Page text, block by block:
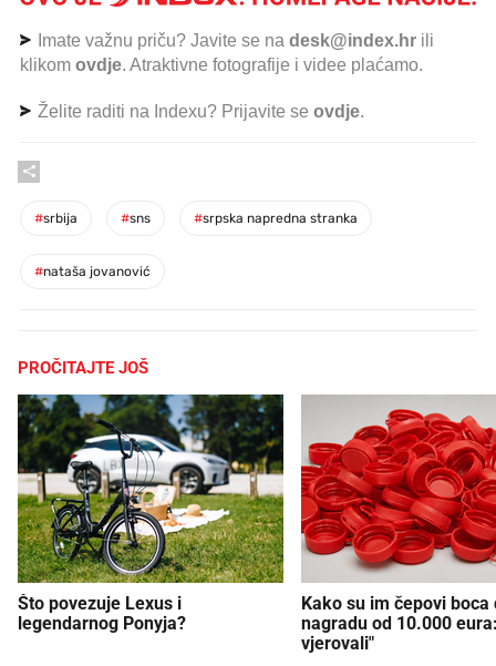
Imate važnu priču? Javite se na desk@index.hr ili
klikom ovdje. Atraktivne fotografije i videe plaćamo.
Želite raditi na Indexu? Prijavite se ovdje.
#srbija #sns #srpska napredna stranka
#nataša jovanović
PROČITAJTE JOŠ
Što povezuje Lexus i
legendarnog Ponyja?
Kako su im čepovi boca
nagradu od 10.000
vjerovali"